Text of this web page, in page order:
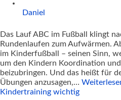
Daniel
Das Lauf ABC im Fußball klingt
Rundenlaufen zum Aufwärmen.
im Kinderfußball – seinen Sinn,
um den Kindern Koordination
beizubringen. Und das heißt für
Übungen anzusagen,…
Kindertraining wichtig